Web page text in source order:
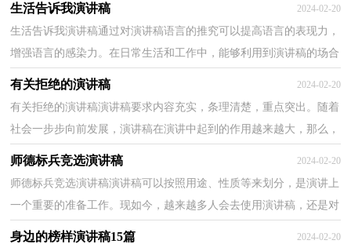
生活告诉我演讲稿 2024-02-20
生活告诉我演讲稿通过对演讲稿语言的推究可以提高语言的表现力，
增强语言的感染力。在日常生活和工作中，能够利用到演讲稿的场合
有关拒绝的演讲稿 2024-02-20
有关拒绝的演讲稿演讲稿要求内容充实，条理清楚，重点突出。随着
社会一步步向前发展，演讲稿在演讲中起到的作用越来越大，那么，
师德标兵竞选演讲稿 2024-02-20
师德标兵竞选演讲稿演讲稿可以按照用途、性质等来划分，是演讲上
一个重要的准备工作。现如今，越来越多人会去使用演讲稿，还是对
身边的榜样演讲稿15篇 2024-02-20